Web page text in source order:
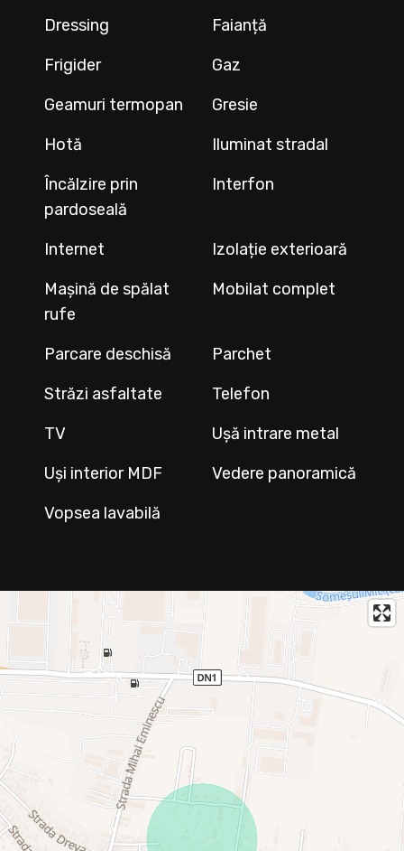
Dressing
Faianță
Frigider
Gaz
Geamuri termopan
Gresie
Hotă
Iluminat stradal
Încălzire prin
pardoseală
Interfon
Internet
Izolație exterioară
Mașină de spălat
rufe
Mobilat complet
Parcare deschisă
Parchet
Străzi asfaltate
Telefon
TV
Ușă intrare metal
Uși interior MDF
Vedere panoramică
Vopsea lavabilă